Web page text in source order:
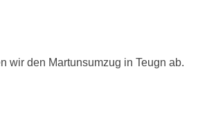
wir den Martunsumzug in Teugn ab.